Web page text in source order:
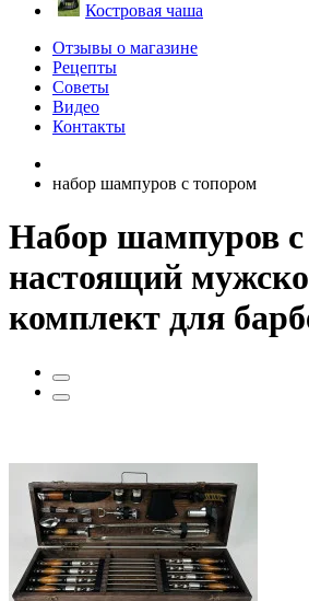
Костровая чаша
Отзывы о магазине
Рецепты
Советы
Видео
Контакты
набор шампуров с топором
Набор шампуров с
настоящий
комплект для